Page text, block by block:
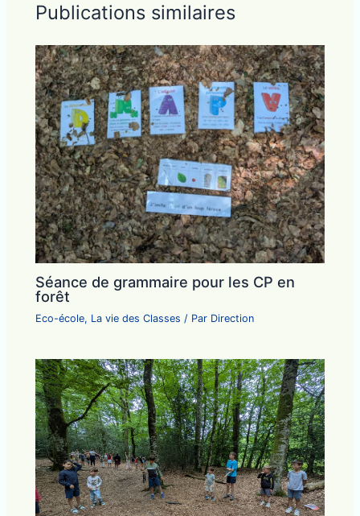
Publications similaires
Séance de grammaire pour les CP en
forêt
Eco-école, La vie des Classes / Par Direction